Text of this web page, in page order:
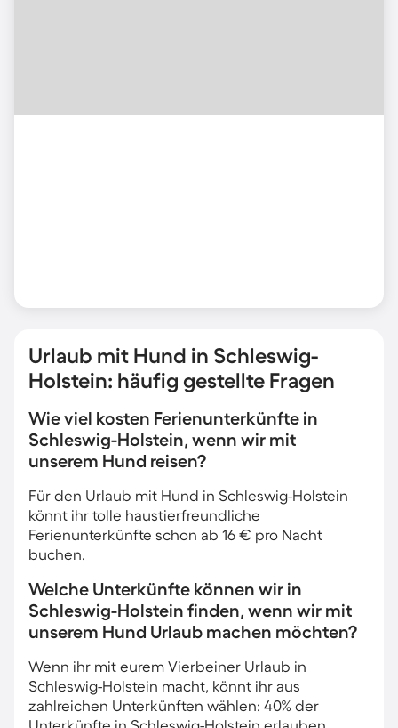
Urlaub mit Hund in Schleswig-
Holstein: häufig gestellte Fragen
Wie viel kosten Ferienunterkünfte in
Schleswig-Holstein, wenn wir mit
unserem Hund reisen?
Für den Urlaub mit Hund in Schleswig-Holstein
könnt ihr tolle haustierfreundliche
Ferienunterkünfte schon ab 16 € pro Nacht
buchen.
Welche Unterkünfte können wir in
Schleswig-Holstein finden, wenn wir mit
unserem Hund Urlaub machen möchten?
Wenn ihr mit eurem Vierbeiner Urlaub in
Schleswig-Holstein macht, könnt ihr aus
zahlreichen Unterkünften wählen: 40% der